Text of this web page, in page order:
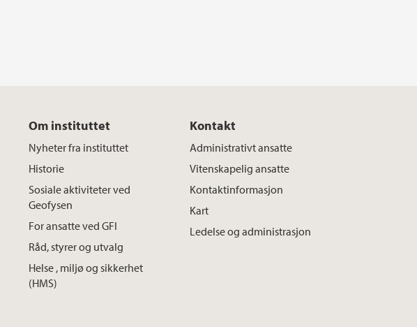
Om instituttet
Nyheter fra instituttet
Historie
Sosiale aktiviteter ved
Geofysen
For ansatte ved GFI
Råd, styrer og utvalg
Helse , miljø og sikkerhet
(HMS)
Kontakt
Administrativt ansatte
Vitenskapelig ansatte
Kontaktinformasjon
Kart
Ledelse og administrasjon